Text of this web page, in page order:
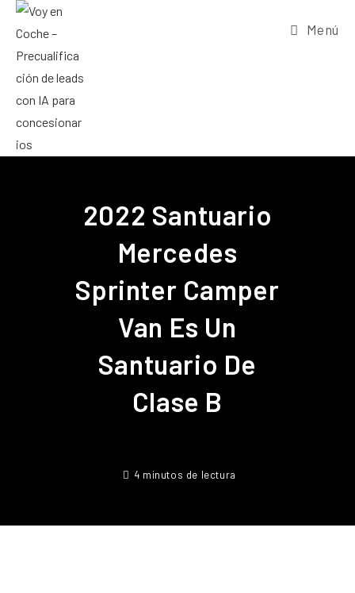
Menú
2022 Santuario
Mercedes
Sprinter Camper
Van Es Un
Santuario De
Clase B
4 minutos de lectura